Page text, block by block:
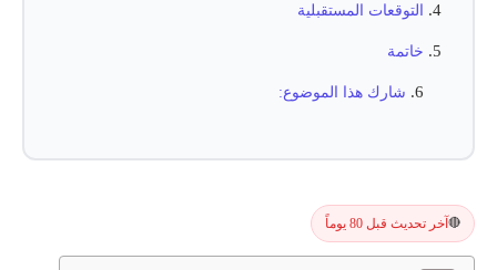
التوقعات المستقبلية
خاتمة
شارك هذا الموضوع:
🔴آخر تحديث قبل 80 يوماً